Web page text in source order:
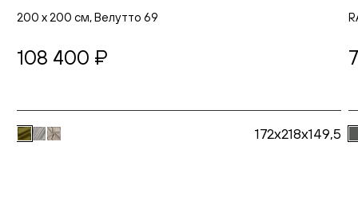
200 х 200 см, Велутто 69
108 400 ₽
172x218x149,5